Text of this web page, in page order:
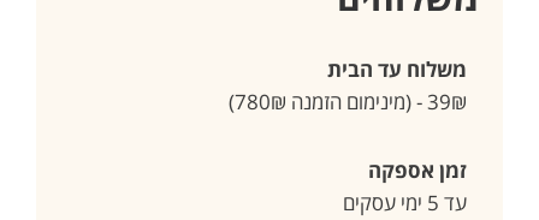
משלוח עד הבית
39₪ - (מינימום הזמנה 780₪)
זמן אספקה
עד 5 ימי עסקים